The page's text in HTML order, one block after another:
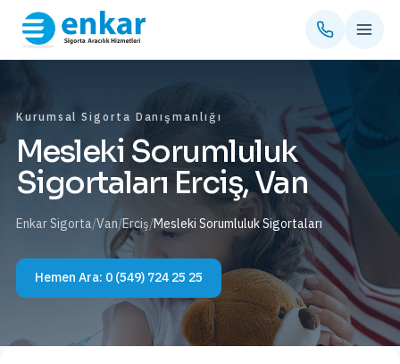
Kurumsal Sigorta Danışmanlığı
Mesleki Sorumluluk
Sigortaları Erciş, Van
Enkar Sigorta/Van/Erciş/Mesleki Sorumluluk Sigortaları
Hemen Ara: 0 (549) 724 25 25